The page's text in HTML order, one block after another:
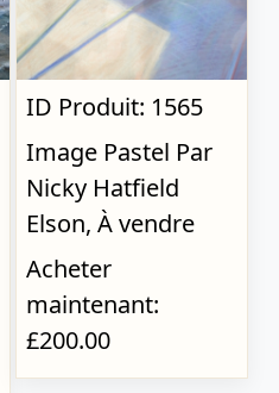
ID Produit: 1565
Image Pastel Par
Nicky Hatfield
Elson, À vendre
Acheter
maintenant:
£200.00